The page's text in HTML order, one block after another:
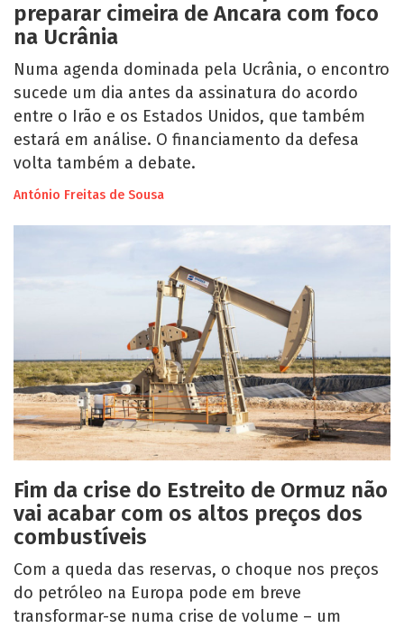
preparar cimeira de Ancara com foco
na Ucrânia
Numa agenda dominada pela Ucrânia, o encontro
sucede um dia antes da assinatura do acordo
entre o Irão e os Estados Unidos, que também
estará em análise. O financiamento da defesa
volta também a debate.
António Freitas de Sousa
Fim da crise do Estreito de Ormuz não
vai acabar com os altos preços dos
combustíveis
Com a queda das reservas, o choque nos preços
do petróleo na Europa pode em breve
transformar-se numa crise de volume – um